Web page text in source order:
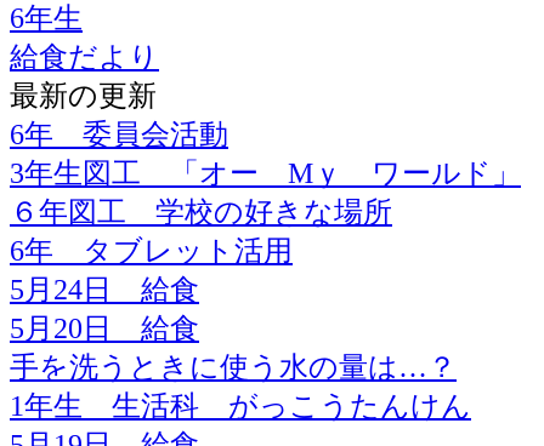
6年生
給食だより
最新の更新
6年 委員会活動
3年生図工 「オー Mｙ ワールド」
６年図工 学校の好きな場所
6年 タブレット活用
5月24日 給食
5月20日 給食
手を洗うときに使う水の量は…？
1年生 生活科 がっこうたんけん